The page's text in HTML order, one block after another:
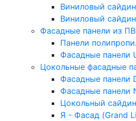
Виниловый
Виниловый
Фасадные панели из
Панели
Фасадные панели
Цокольные фасадные
Фасадные панели
Фасадные панели
Цокольный
Я - Фасад (Grand